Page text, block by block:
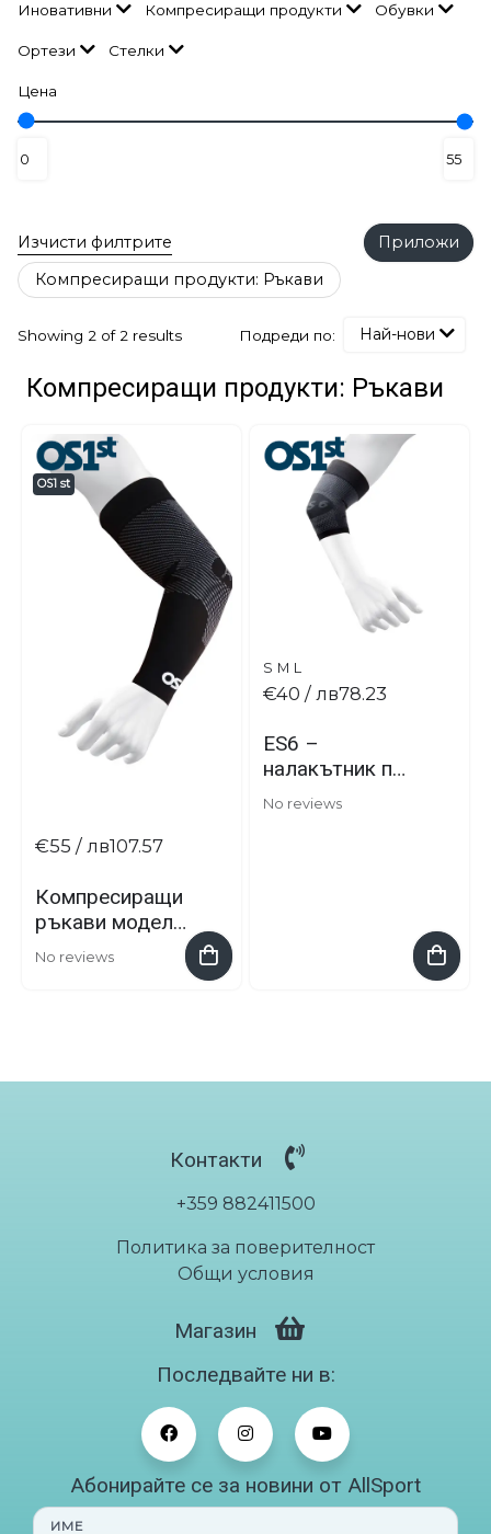
Иновативни Компресиращи продукти Обувки
Ортези Стелки
Цена
Изчисти филтрите
Приложи
Компресиращи продукти: Ръкави
Showing 2 of 2 results Подреди по: Най-нови
Компресиращи продукти: Ръкави
OS1 st
Компресиращи
ръкави модел
AS6 на марката
No reviews
€55 / лв107.57
S M L
ЕS6 –
налакътник при
тенис и голф
No reviews
€40 / лв78.23
Контакти
+359 882411500
Политика за поверителност
Общи условия
Магазин
Последвайте ни в:
Абонирайте се за новини от AllSport
ИМЕ